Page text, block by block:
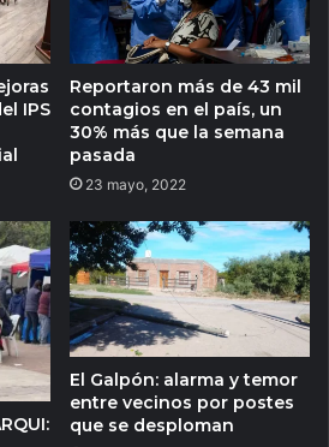
IPS
Reportaron más de 43 mil
contagios en el país, un
30% más que la semana
pasada
23 mayo, 2022
El Galpón: alarma y temor
entre vecinos por postes
que se desploman